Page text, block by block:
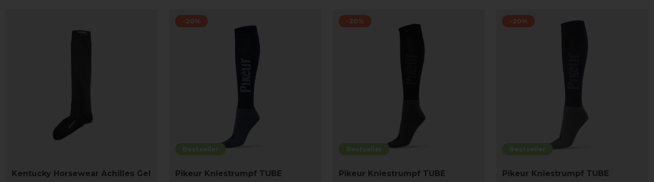
Kentucky Horsewear Achilles Gel
Bestseller
-20%
Pikeur Kniestrumpf TUBE
Bestseller
-20%
Pikeur Kniestrumpf TUBE
Bestseller
-20%
Pikeur Kniestrumpf TUBE